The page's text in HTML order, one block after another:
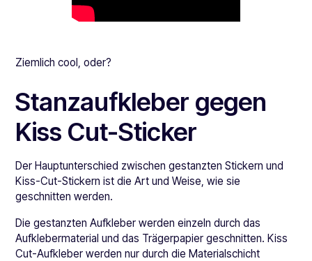
Ziemlich cool, oder?
Stanzaufkleber gegen
Kiss Cut-Sticker
Der Hauptunterschied zwischen gestanzten Stickern und
Kiss-Cut-Stickern ist die Art und Weise, wie sie
geschnitten werden.
Die gestanzten Aufkleber werden einzeln durch das
Aufklebermaterial und das Trägerpapier geschnitten. Kiss
Cut-Aufkleber werden nur durch die Materialschicht